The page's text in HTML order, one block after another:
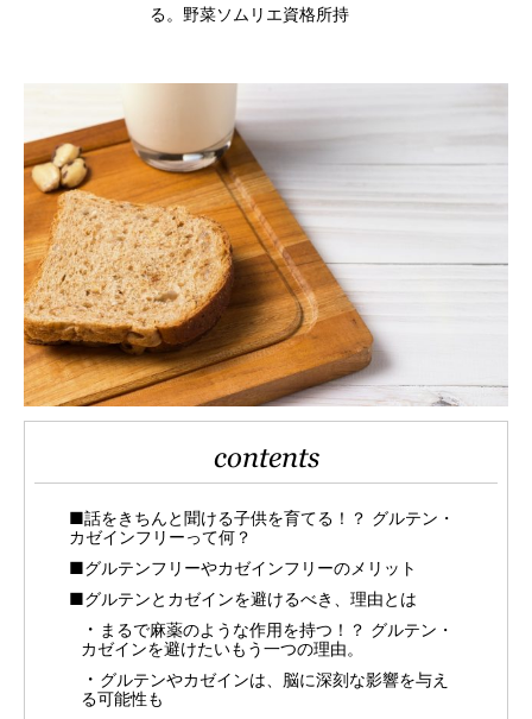
る。野菜ソムリエ資格所持
contents
■話をきちんと聞ける子供を育てる！？ グルテン・
カゼインフリーって何？
■グルテンフリーやカゼインフリーのメリット
■グルテンとカゼインを避けるべき、理由とは
まるで麻薬のような作用を持つ！？ グルテン・
カゼインを避けたいもう一つの理由。
グルテンやカゼインは、脳に深刻な影響を与え
る可能性も